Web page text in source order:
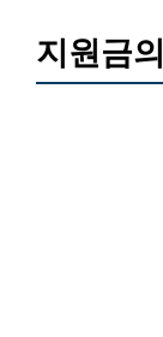
지원금